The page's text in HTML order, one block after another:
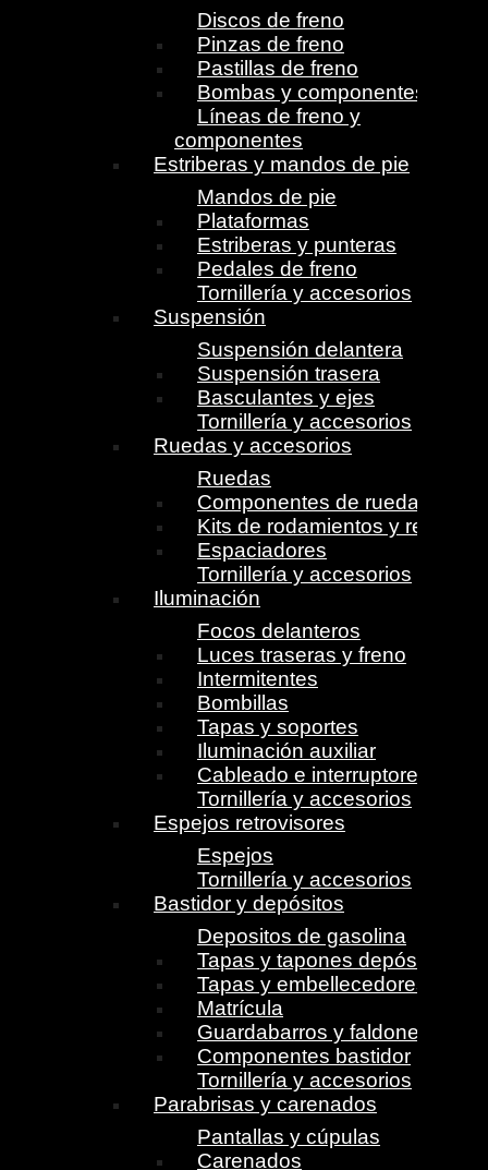
Discos de freno
Pinzas de freno
Pastillas de freno
Bombas y componentes
Líneas de freno y
componentes
Estriberas y mandos de pie
Mandos de pie
Plataformas
Estriberas y punteras
Pedales de freno
Tornillería y accesorios
Suspensión
Suspensión delantera
Suspensión trasera
Basculantes y ejes
Tornillería y accesorios
Ruedas y accesorios
Ruedas
Componentes de ruedas
Kits de rodamientos y retenes
Espaciadores
Tornillería y accesorios
Iluminación
Focos delanteros
Luces traseras y freno
Intermitentes
Bombillas
Tapas y soportes
Iluminación auxiliar
Cableado e interruptores
Tornillería y accesorios
Espejos retrovisores
Espejos
Tornillería y accesorios
Bastidor y depósitos
Depositos de gasolina
Tapas y tapones depósito
Tapas y embellecedores
Matrícula
Guardabarros y faldones
Componentes bastidor
Tornillería y accesorios
Parabrisas y carenados
Pantallas y cúpulas
Carenados